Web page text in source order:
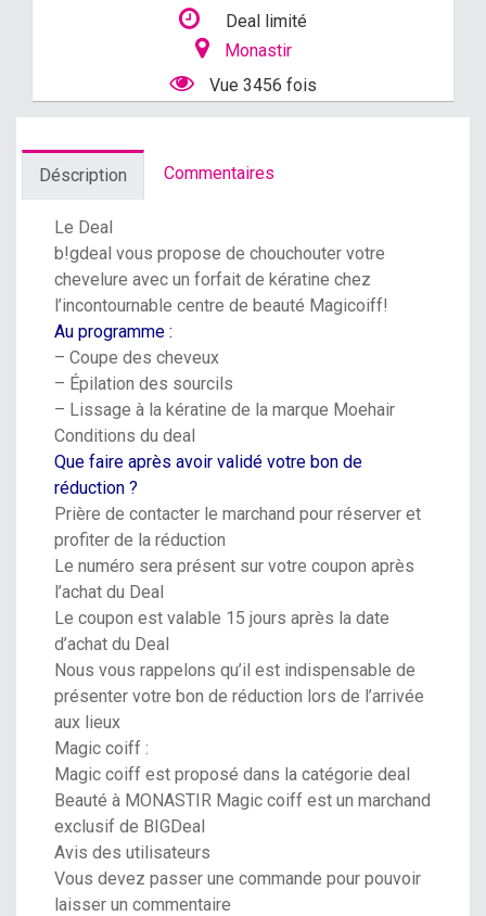
Deal limité
Monastir
Vue 3456 fois
Déscription Commentaires
Le Deal
b!gdeal vous propose de chouchouter votre
chevelure avec un forfait de kératine chez
l’incontournable centre de beauté Magicoiff!
Au programme :
– Coupe des cheveux
– Épilation des sourcils
– Lissage à la kératine de la marque Moehair
Conditions du deal
Que faire après avoir validé votre bon de
réduction ?
Prière de contacter le marchand pour réserver et
profiter de la réduction
Le numéro sera présent sur votre coupon après
l’achat du Deal
Le coupon est valable 15 jours après la date
d’achat du Deal
Nous vous rappelons qu’il est indispensable de
présenter votre bon de réduction lors de l’arrivée
aux lieux
Magic coiff :
Magic coiff est proposé dans la catégorie deal
Beauté à MONASTIR Magic coiff est un marchand
exclusif de BIGDeal
Avis des utilisateurs
Vous devez passer une commande pour pouvoir
laisser un commentaire